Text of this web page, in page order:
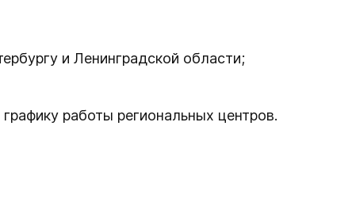
и Ленинградской области;
работы региональных центров.